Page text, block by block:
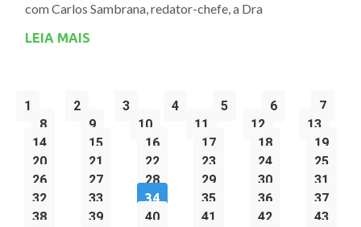
com Carlos Sambrana, redator-chefe, a Dra
LEIA MAIS
1 2 3 4 5 6
7
8
9 10 11 12
13
14
15 16 17 18
19
20
21 22 23 24
25
26
27 28 29 30
31
32
33 34 35 36
37
38
39 40 41 42
43